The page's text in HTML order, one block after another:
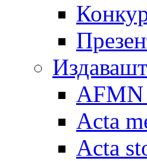
Acta
Acta